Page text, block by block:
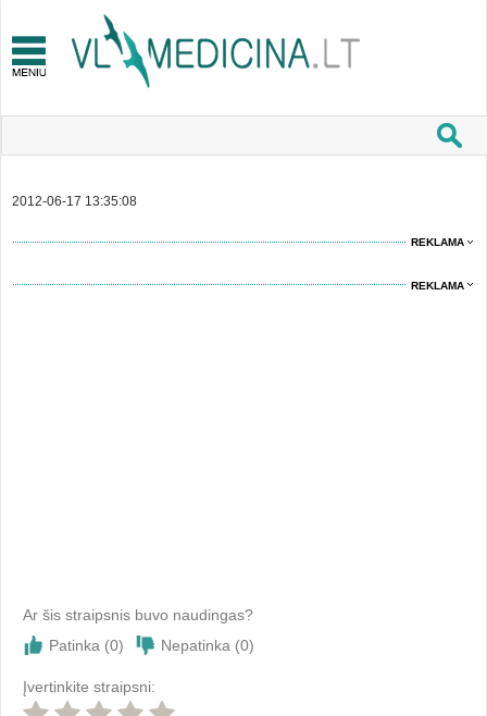
2012-06-17 13:35:08
REKLAMA
REKLAMA
Ar šis straipsnis buvo naudingas?
Patinka (0) Nepatinka (0)
Įvertinkite straipsni: